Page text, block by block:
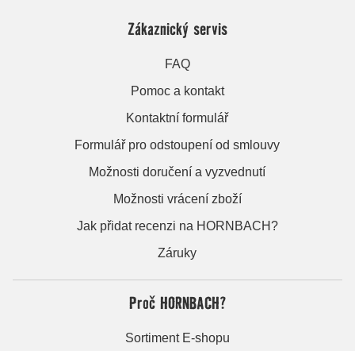
Zákaznický servis
FAQ
Pomoc a kontakt
Kontaktní formulář
Formulář pro odstoupení od smlouvy
Možnosti doručení a vyzvednutí
Možnosti vrácení zboží
Jak přidat recenzi na HORNBACH?
Záruky
Proč HORNBACH?
Sortiment E-shopu